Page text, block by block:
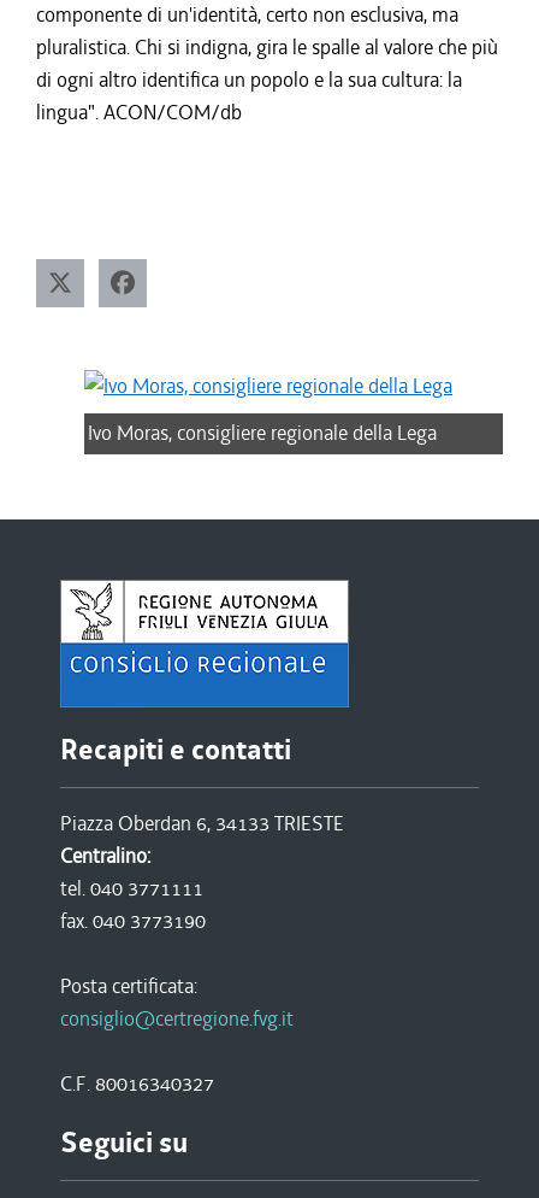
componente di un'identità, certo non esclusiva, ma
pluralistica. Chi si indigna, gira le spalle al valore che più
di ogni altro identifica un popolo e la sua cultura: la
lingua". ACON/COM/db
Ivo Moras, consigliere regionale della Lega
Recapiti e contatti
Piazza Oberdan 6, 34133 TRIESTE
Centralino:
tel. 040 3771111
fax. 040 3773190
Posta certificata:
consiglio@certregione.fvg.it
C.F. 80016340327
Seguici su